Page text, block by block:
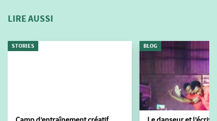
LIRE AUSSI
STORIES BLOG